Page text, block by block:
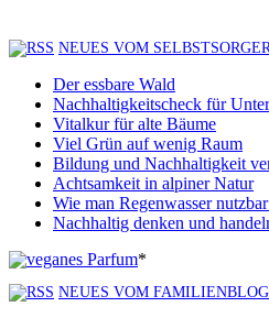
NEUES VOM
Der essbare Wald
Nachhaltigkeitscheck für
Vitalkur für alte Bäume
Viel Grün auf wenig Raum
Bildung und Nachhaltigkeit
Achtsamkeit in alpiner Natur
Wie man Regenwasser
Nachhaltig denken und
*
NEUES VOM FAMILIENBLOG